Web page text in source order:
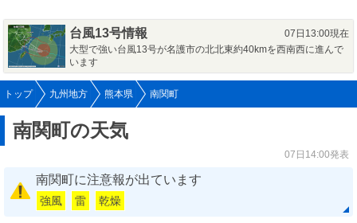
台風13号情報
07日13:00現在
大型で強い台風13号が名護市の北北東約40kmを西南西に進んで
います
トップ 九州地方 熊本県 南関町
南関町の天気
07日14:00発表
南関町に注意報が出ています
強風 雷 乾燥